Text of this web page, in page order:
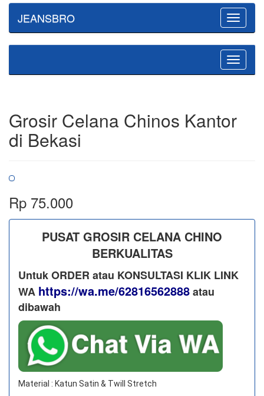
Toggle
JEANSBRO
Toggle
Grosir Celana Chinos Kantor
di Bekasi
Rp 75.000
PUSAT GROSIR CELANA CHINO
BERKUALITAS
Untuk ORDER atau KONSULTASI KLIK LINK
WA https://wa.me/62816562888​ atau
dibawah
Material : Katun Satin & Twill Stretch